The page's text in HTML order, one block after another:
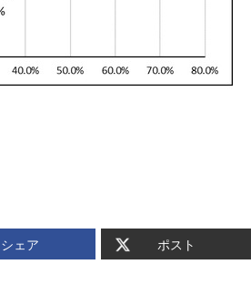
シェア ポスト